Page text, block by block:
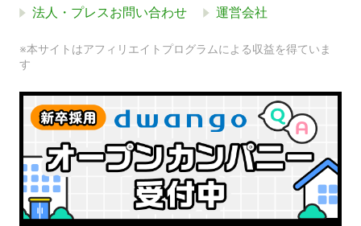
法人・プレスお問い合わせ 運営会社
※本サイトはアフィリエイトプログラムによる収益を得ていま
す